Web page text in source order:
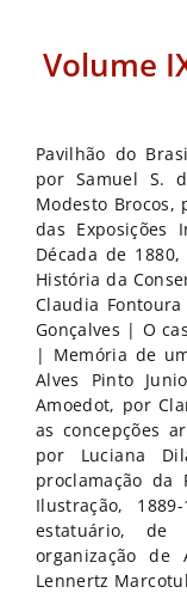
Volume
Pavilhão do
por Samuel S.
Modesto Brocos,
das Exposições
Década de
História da
Claudia
Gonçalves | O
| Memória de
Alves Pinto
Amoedot, por
as concepções
por Luciana
proclamação
Ilustração,
estatuário, de
organização de
Lennertz